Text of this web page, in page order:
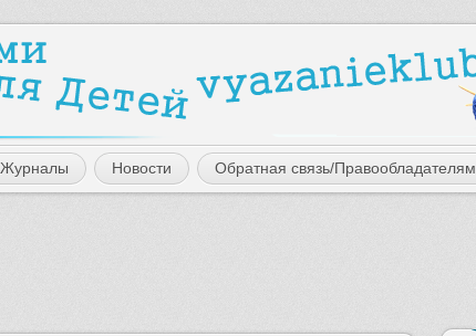
Журналы Новости Обратная связь/Правообладателям